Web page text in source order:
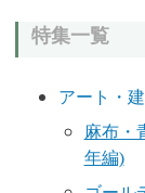
特集一覧
アート・
麻布・
年編)